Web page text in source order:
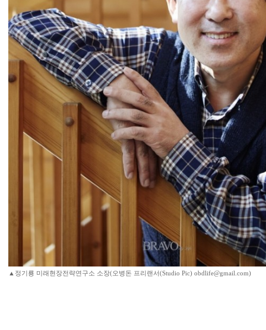
▲정기룡 미래현장전략연구소 소장(오병돈 프리랜서(Studio Pic) obdlife@gmail.com)